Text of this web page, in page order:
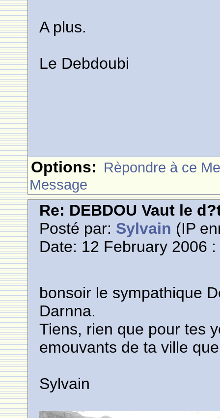
A plus.
Le Debdoubi
Options: Rèpondre à ce
Message
Re: DEBDOU Vaut le
Posté par: Sylvain (IP
Date: 12 February 2006
bonsoir le sympathique
Darnna.
Tiens, rien que pour tes
emouvants de ta ville
Sylvain